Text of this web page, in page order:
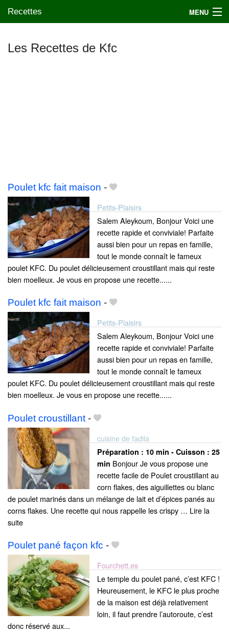
Recettes MENU
Les Recettes de Kfc
Poulet kfc fait maison -
Petits-Plaisirs
Salem Aleykoum, Bonjour Voici une
recette rapide et conviviale! Parfaite
aussi bien pour un repas en famille,
tout le monde connaît le fameux
poulet KFC. Du poulet délicieusement croustillant mais qui reste
bien moelleux. Je vous en propose une recette......
Poulet kfc fait maison -
Petits-Plaisirs
Salem Aleykoum, Bonjour Voici une
recette rapide et conviviale! Parfaite
aussi bien pour un repas en famille,
tout le monde connaît le fameux
poulet KFC. Du poulet délicieusement croustillant mais qui reste
bien moelleux. Je vous en propose une recette......
Poulet croustillant -
cuisine de fadila
Préparation : 10 min - Cuisson : 25
min Bonjour Je vous propose une
recette facile de Poulet croustillant au
corn flakes, des aiguillettes ou blanc
de poulet marinés dans un mélange de lait et d’épices panés au
corns flakes. Une recette qui nous rappelle les crispy … Lire la
suite­­
Poulet pané façon kfc -
Fourchett.es
Le temple du poulet pané, c’est KFC !
Heureusement, le KFC le plus proche
de la maison est déjà relativement
loin, il faut prendre l’autoroute, c’est
donc réservé aux...